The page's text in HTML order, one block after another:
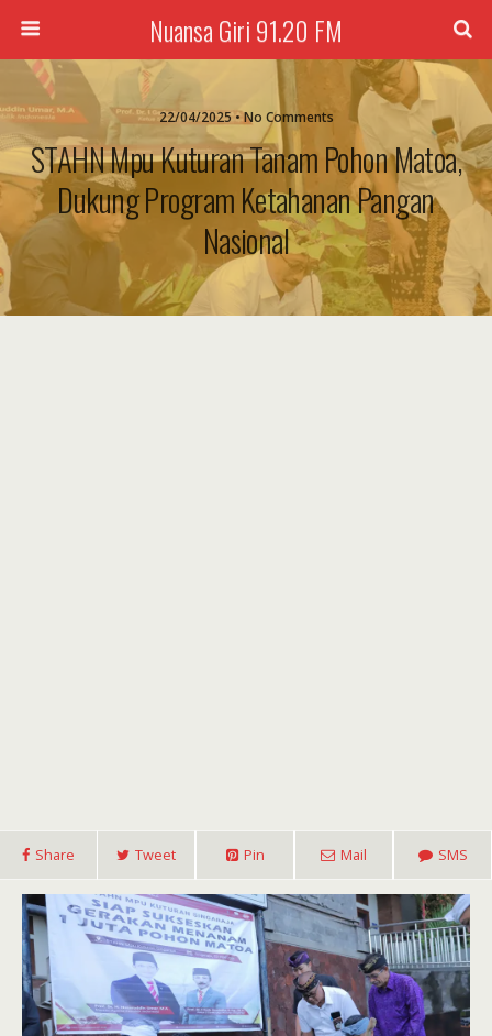
Nuansa Giri 91.20 FM
22/04/2025 • No Comments
STAHN Mpu Kuturan Tanam Pohon Matoa,
Dukung Program Ketahanan Pangan
Nasional
Share Tweet Pin Mail SMS